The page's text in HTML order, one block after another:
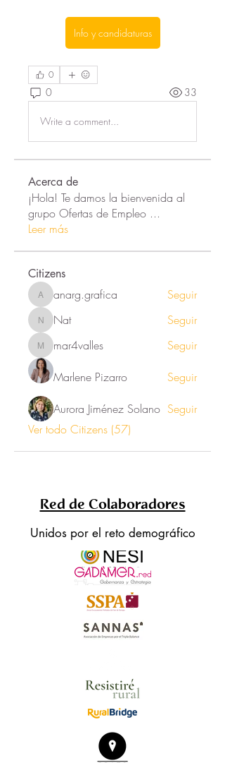
Info y candidaturas
0
0 33
Write a comment...
Acerca de
¡Hola! Te damos la bienvenida al
grupo Ofertas de Empleo ...
Leer más
Citizens
anarg.grafica
anarg.grafica Seguir
NatNat Seguir
mar4valles
mar4valles Seguir
Marlene Pizarro Seguir
Aurora Jiménez Solano Seguir
Ver todo Citizens (57)
Red de Colaboradores
Unidos por el reto demográfico